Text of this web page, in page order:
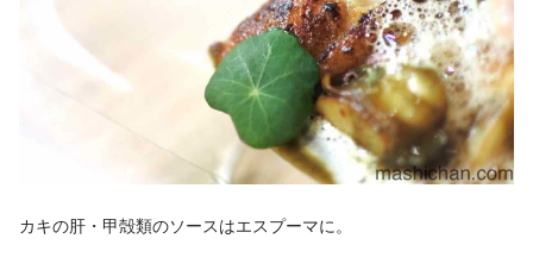
カキの肝・甲殻類のソースはエスプーマに。